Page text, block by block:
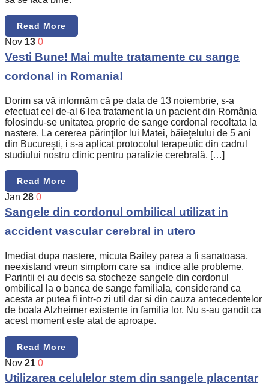
Read More
Nov 13 0
Vesti Bune! Mai multe tratamente cu sange
cordonal in Romania!
Dorim sa vă informăm că pe data de 13 noiembrie, s-a
efectuat cel de-al 6 lea tratament la un pacient din România
folosindu-se unitatea proprie de sange cordonal recoltata la
nastere. La cererea părinţilor lui Matei, băieţelului de 5 ani
din Bucureşti, i s-a aplicat protocolul terapeutic din cadrul
studiului nostru clinic pentru paralizie cerebrală, […]
Read More
Jan 28 0
Sangele din cordonul ombilical utilizat in
accident vascular cerebral in utero
Imediat dupa nastere, micuta Bailey parea a fi sanatoasa,
neexistand vreun simptom care sa indice alte probleme.
Parintii ei au decis sa stocheze sangele din cordonul
ombilical la o banca de sange familiala, considerand ca
acesta ar putea fi intr-o zi util dar si din cauza antecedentelor
de boala Alzheimer existente in familia lor. Nu s-au gandit ca
acest moment este atat de aproape.
Read More
Nov 21 0
Utilizarea celulelor stem din sangele placentar